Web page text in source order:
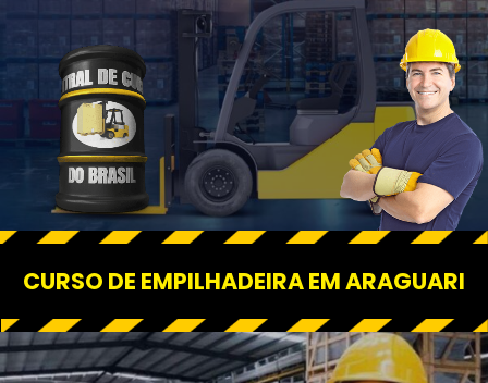
CURSO DE EMPILHADEIRA EM ARAGUARI